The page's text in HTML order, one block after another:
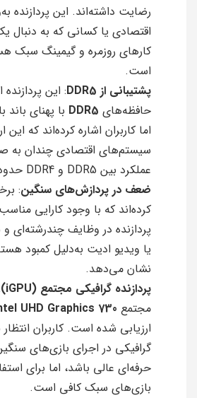
رضایت داشته‌اند. این پردازنده
اقتصادی یا کسانی که به دنبال
کارهای روزمره و گیمینگ سبک
است.
پشتیبانی از DDR5
: این پردازنده
حافظه‌های DDR5 با پهنای باند
اما کاربران اشاره کرده‌اند که
سیستم‌های اقتصادی چندان به
عملکرد بین DDR5 و DDR4 حدود 3 تا 6 درصد است.
ضعف در پردازش‌های سنگین:
کرده‌اند که با وجود کارایی
پردازنده در وظایف چندرشته‌ای
یا ویدیو ادیت به‌دلیل کمبود
نشان می‌دهد.
پردازنده گرافیکی مجتمع (iGPU)
مجتمع UHD Graphics 730
ارزیابی شده است. کاربران انتظار
گرافیکی در اجرای بازی‌های
حرفه‌ای عالی باشد، اما برای
بازی‌های سبک کافی است.